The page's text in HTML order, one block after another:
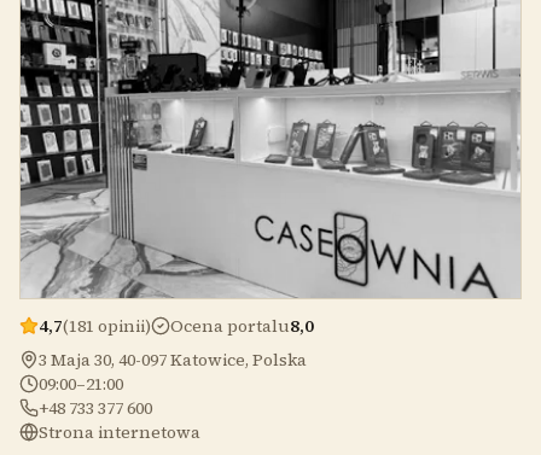
4,7(181 opinii) Ocena portalu8,0
3 Maja 30, 40-097 Katowice, Polska
09:00–21:00
+48 733 377 600
Strona internetowa